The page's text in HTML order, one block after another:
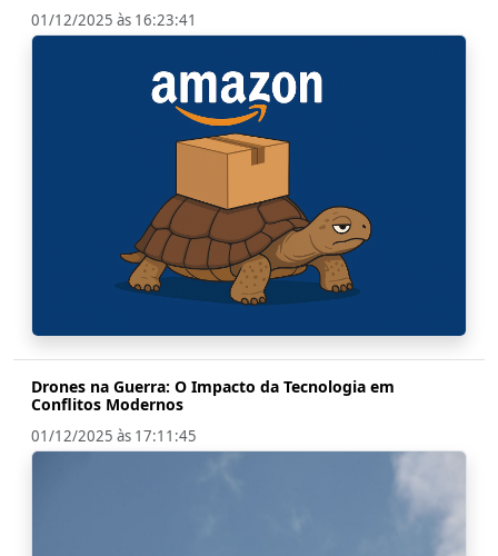
01/12/2025 às 16:23:41
Drones na Guerra: O Impacto da Tecnologia em
Conflitos Modernos
01/12/2025 às 17:11:45